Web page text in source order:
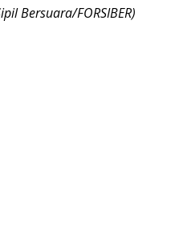
Bersuara/FORSIBER)